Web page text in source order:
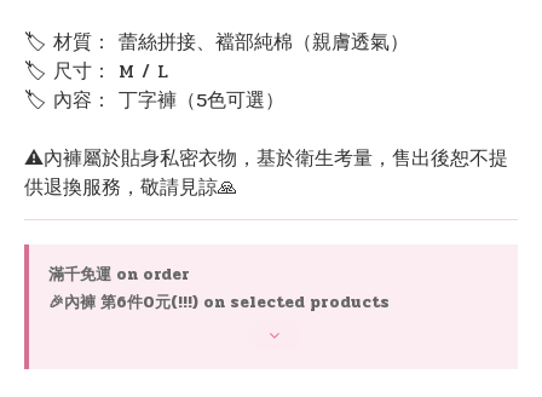
🏷 材質： 蕾絲拼接、襠部純棉（親膚透氣）
🏷 尺寸： M / L
🏷 內容： 丁字褲（5色可選）
⚠️內褲屬於貼身私密衣物，基於衛生考量，售出後恕不提
供退換服務，敬請見諒🙏
滿千免運 on order
🎉內褲 第6件0元(!!!) on selected products